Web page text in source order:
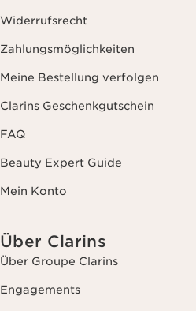
Widerrufsrecht
Zahlungsmöglichkeiten
Meine Bestellung verfolgen
Clarins Geschenkgutschein
FAQ
Beauty Expert Guide
Mein Konto
Über Clarins
Über Groupe Clarins
Engagements